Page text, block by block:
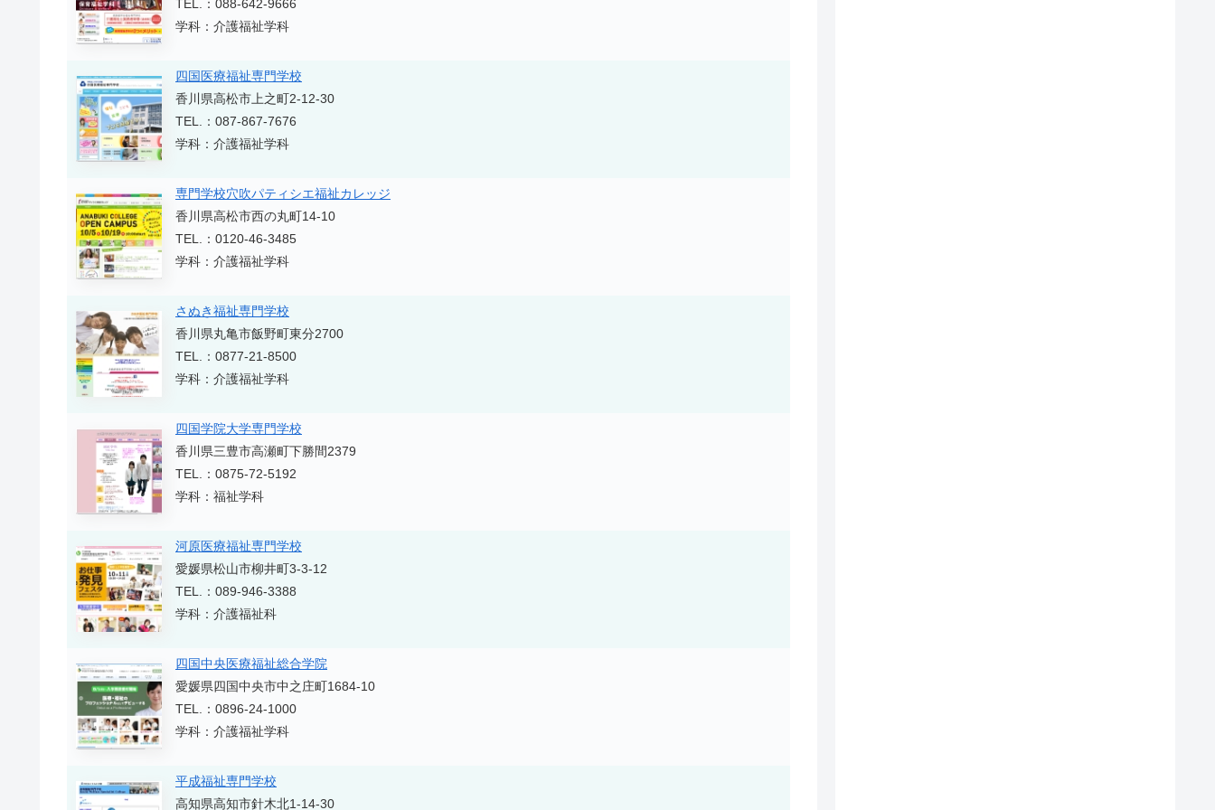
TEL.：088-642-9666
学科：介護福祉学科
四国医療福祉専門学校
香川県高松市上之町2-12-30
TEL.：087-867-7676
学科：介護福祉学科
専門学校穴吹パティシエ福祉カレッジ
香川県高松市西の丸町14-10
TEL.：0120-46-3485
学科：介護福祉学科
さぬき福祉専門学校
香川県丸亀市飯野町東分2700
TEL.：0877-21-8500
学科：介護福祉学科
四国学院大学専門学校
香川県三豊市高瀬町下勝間2379
TEL.：0875-72-5192
学科：福祉学科
河原医療福祉専門学校
愛媛県松山市柳井町3-3-12
TEL.：089-946-3388
学科：介護福祉科
四国中央医療福祉総合学院
愛媛県四国中央市中之庄町1684-10
TEL.：0896-24-1000
学科：介護福祉学科
平成福祉専門学校
高知県高知市針木北1-14-30